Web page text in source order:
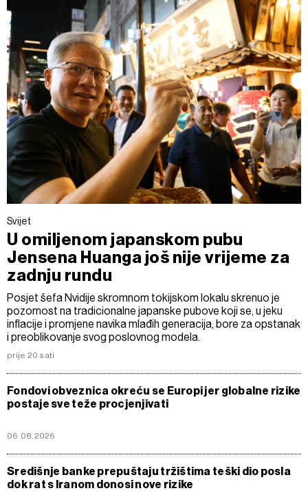
Svijet
U omiljenom japanskom pubu
Jensena Huanga još nije vrijeme za
zadnju rundu
Posjet šefa Nvidije skromnom tokijskom lokalu skrenuo je
pozornost na tradicionalne japanske pubove koji se, u jeku
inflacije i promjene navika mlađih generacija, bore za opstanak
i preoblikovanje svog poslovnog modela.
prije 20 sati
Fondovi obveznica okreću se Europi jer globalne rizike
postaje sve teže procjenjivati
06.08.2026
Središnje banke prepuštaju tržištima teški dio posla
dok rat s Iranom donosi nove rizike